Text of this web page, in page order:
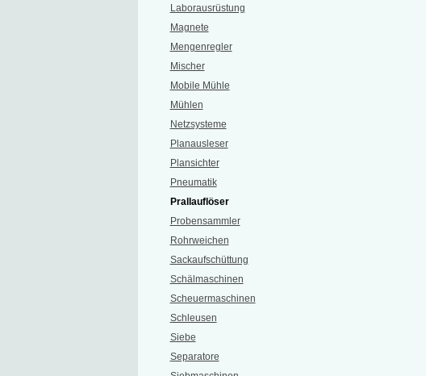
Laborausrüstung
Magnete
Mengenregler
Mischer
Mobile Mühle
Mühlen
Netzsysteme
Planausleser
Plansichter
Pneumatik
Prallauflöser
Probensammler
Rohrweichen
Sackaufschüttung
Schälmaschinen
Scheuermaschinen
Schleusen
Siebe
Separatore